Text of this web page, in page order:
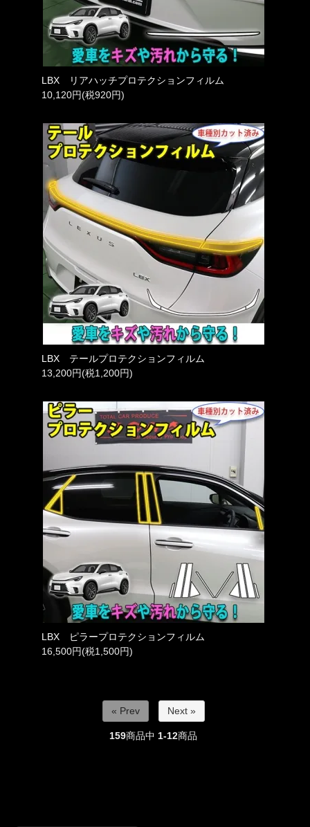
LBX リアハッチプロテクションフィルム
10,120円(税920円)
LBX テールプロテクションフィルム
13,200円(税1,200円)
LBX ピラープロテクションフィルム
16,500円(税1,500円)
« Prev Next »
159商品中 1-12商品